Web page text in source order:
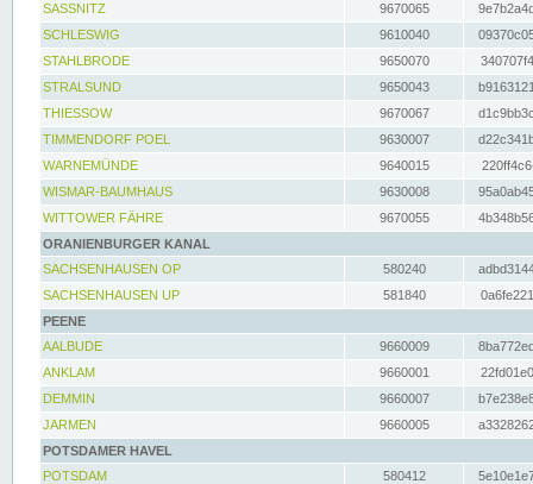
SASSNITZ
9670065
SCHLESWIG
9610040
STAHLBRODE
9650070
STRALSUND
9650043
THIESSOW
9670067
TIMMENDORF POEL
9630007
WARNEMÜNDE
9640015
WISMAR-BAUMHAUS
9630008
WITTOWER FÄHRE
9670055
ORANIENBURGER KANAL
SACHSENHAUSEN OP
580240
SACHSENHAUSEN UP
581840
PEENE
AALBUDE
9660009
ANKLAM
9660001
DEMMIN
9660007
JARMEN
9660005
POTSDAMER HAVEL
POTSDAM
580412